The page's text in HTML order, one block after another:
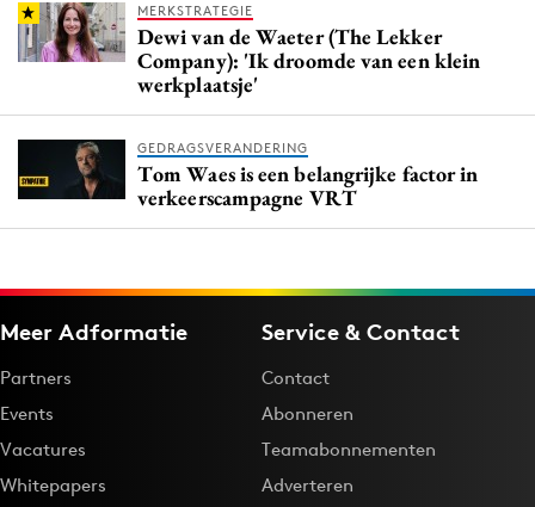
MERKSTRATEGIE
Dewi van de Waeter (The Lekker
Company): 'Ik droomde van een klein
werkplaatsje'
GEDRAGSVERANDERING
Tom Waes is een belangrijke factor in
verkeerscampagne VRT
Meer Adformatie
Partners
Events
Vacatures
Whitepapers
Service & Contact
Contact
Abonneren
Teamabonnementen
Adverteren